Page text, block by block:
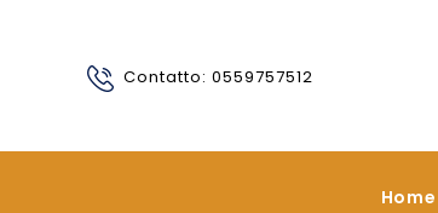
Contatto: 0559757512
Home